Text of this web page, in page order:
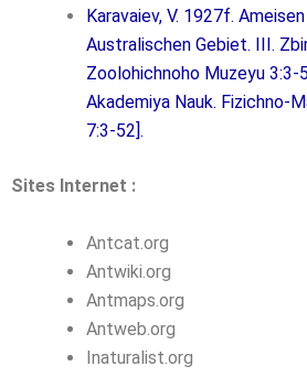
Karavaiev, V. 1927f.
Australischen Gebiet. III.
Zoolohichnoho Muzeyu 3:3-
Akademiya Nauk. Fizichno-
7:3-52].
Sites Internet :
Antcat.org
Antwiki.org
Antmaps.org
Antweb.org
Inaturalist.org